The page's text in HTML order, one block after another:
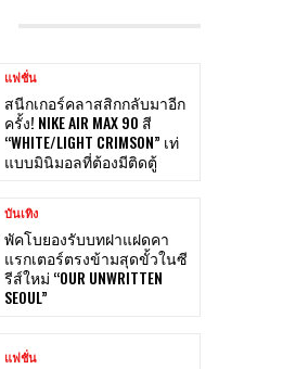
แฟชั่น
สนีกเกอร์คลาสสิกกลับมาอีก
ครั้ง! NIKE AIR MAX 90 สี
“WHITE/LIGHT CRIMSON” เท่
แบบมินิมอลที่ต้องมีติดตู้
บันเทิง
พัคโบยองรับบทฝาแฝดคา
แรกเตอร์ตรงข้ามสุดขั้วในซี
รีส์ใหม่ “OUR UNWRITTEN
SEOUL”
แฟชั่น